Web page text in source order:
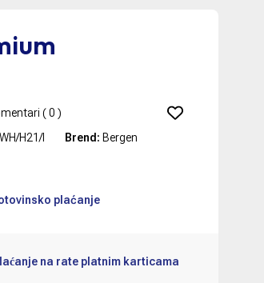
(0 )
H21/I Brend: Bergen
plaćanje
na rate platnim karticama